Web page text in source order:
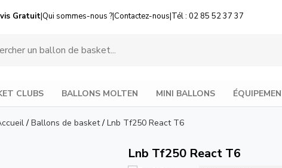
Gratuit|Qui sommes-nous ?|Contactez-nous|Tél : 02 85 52 37 37
CLUBS BALLONS MOLTEN MINI BALLONS
/ Ballons de basket/ Lnb Tf250 React T6
Lnb Tf250 React T6